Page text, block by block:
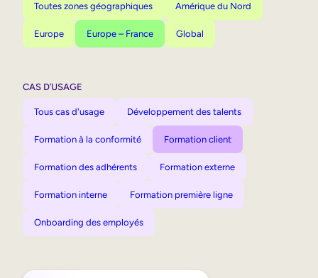
Toutes zones géographiques Amérique du Nord
Europe Europe – France Global
CAS D’USAGE
Tous cas d'usage Développement des talents
Formation à la conformité Formation client
Formation des adhérents Formation externe
Formation interne Formation première ligne
Onboarding des employés